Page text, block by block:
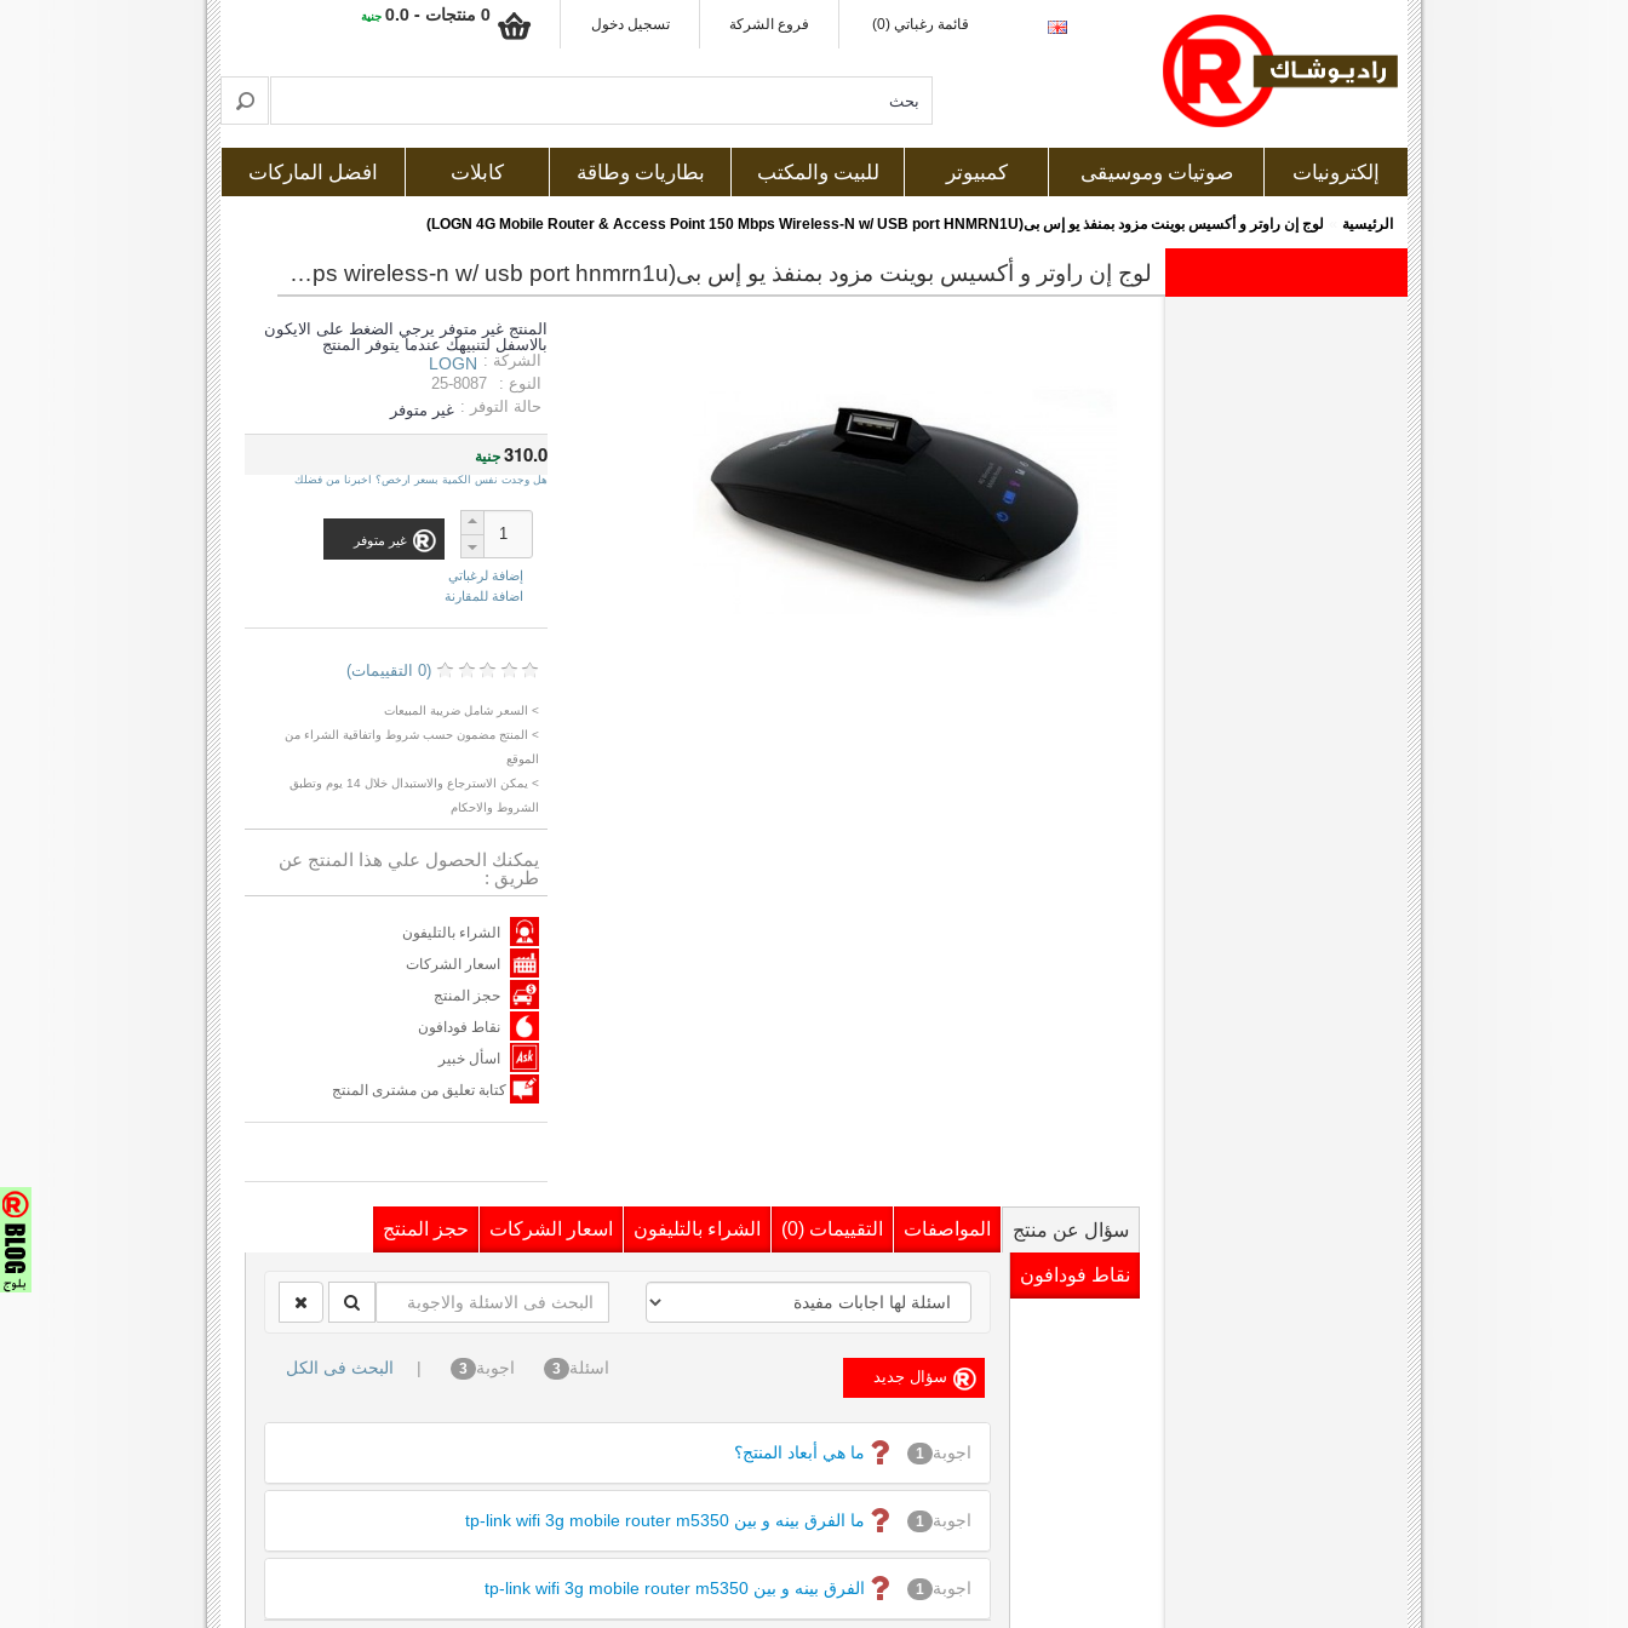
قائمة رغباتي (0) فروع الشركة تسجيل دخول 0 منتجات - 0.0 جنية
إلكترونيات صوتيات وموسيقى كمبيوتر للبيت والمكتب بطاريات وطاقة كابلات افضل الماركات
الرئيسية لوج إن راوتر و أكسيس بوينت مزود بمنفذ يو إس بى(LOGN 4G Mobile Router & Access Point 150 Mbps Wireless-N w/ USB port HNMRN1U)
لوج إن راوتر و أكسيس بوينت مزود بمنفذ يو إس بى(logn 4g mobile router & access point 150 mbps wireless-n w/ usb port hnmrn1u)
المنتج غير متوفر يرجي الضغط على الايكون
بالاسفل لتنبيهك عندما يتوفر المنتج
الشركة : LOGN
النوع :
25-8087
حالة التوفر : غير متوفر
310.0جنية
هل وجدت نفس الكمية بسعر ارخص؟ اخبرنا من فضلك
غير متوفر
إضافة لرغباتي
اضافة للمقارنة
(0 التقييمات)
> السعر شامل ضريبة المبيعات
> المنتج مضمون حسب شروط واتفاقية الشراء من
الموقع
> يمكن الاسترجاع والاستبدال خلال 14 يوم وتطبق
الشروط والاحكام
يمكنك الحصول علي هذا المنتج عن
طريق :
الشراء بالتليفون
اسعار الشركات
حجز المنتج
نقاط فودافون
اسأل خبير
كتابة تعليق من مشترى المنتج
سؤال عن منتج المواصفات التقييمات (0) الشراء بالتليفون اسعار الشركات حجز المنتج
نقاط فودافون
اسئلة 3 اجوبة 3
| البحث فى الكل
ما هي أبعاد المنتج؟ اجوبة 1
ما الفرق بينه و بين tp-link wifi 3g mobile router m5350 اجوبة 1
الفرق بينه و بين tp-link wifi 3g mobile router m5350 اجوبة 1